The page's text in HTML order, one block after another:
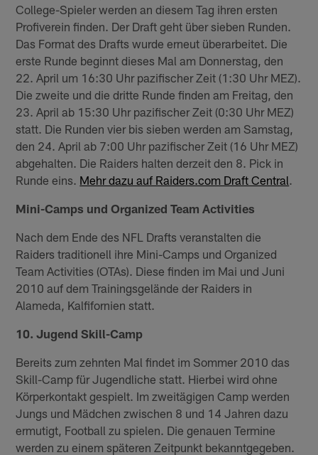
College-Spieler werden an diesem Tag ihren ersten
Profiverein finden. Der Draft geht über sieben Runden.
Das Format des Drafts wurde erneut überarbeitet. Die
erste Runde beginnt dieses Mal am Donnerstag, den
22. April um 16:30 Uhr pazifischer Zeit (1:30 Uhr MEZ).
Die zweite und die dritte Runde finden am Freitag, den
23. April ab 15:30 Uhr pazifischer Zeit (0:30 Uhr MEZ)
statt. Die Runden vier bis sieben werden am Samstag,
den 24. April ab 7:00 Uhr pazifischer Zeit (16 Uhr MEZ)
abgehalten. Die Raiders halten derzeit den 8. Pick in
Runde eins. Mehr dazu auf Raiders.com Draft Central
Mini-Camps und Organized Team Activities
Nach dem Ende des NFL Drafts veranstalten die
Raiders traditionell ihre Mini-Camps und Organized
Team Activities (OTAs). Diese finden im Mai und Juni
2010 auf dem Trainingsgelände der Raiders in
Alameda, Kalfifornien statt.
10. Jugend Skill-Camp
Bereits zum zehnten Mal findet im Sommer 2010 das
Skill-Camp für Jugendliche statt. Hierbei wird ohne
Körperkontakt gespielt. Im zweitägigen Camp werden
Jungs und Mädchen zwischen 8 und 14 Jahren dazu
ermutigt, Football zu spielen. Die genauen Termine
werden zu einem späteren Zeitpunkt bekanntgegeben.